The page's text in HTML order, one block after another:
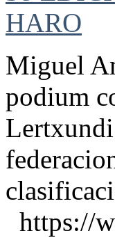
Miguel
podium
https://